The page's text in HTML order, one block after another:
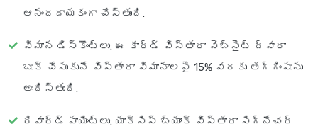
ఆనందదాయకంగా చేస్తుంది.
విమాన డిస్కౌంట్లు: ఈ కార్డ్ విస్తారా వెబ్‌సైట్ ద్వారా
బుక్ చేసుకునే విస్తారా విమానాలపై 15% వరకు తగ్గింపును
అందిస్తుంది.
రివార్డ్ పాయింట్లు: యాక్సిస్ బ్యాంక్ విస్తారా సిగ్నేచర్